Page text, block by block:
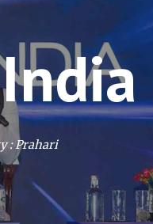
: Prahari